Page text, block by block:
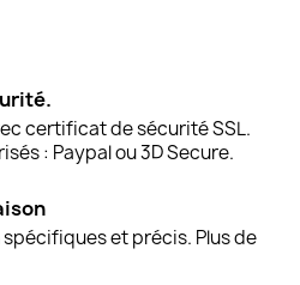
certificat de sécurité SSL.
: Paypal ou 3D Secure.
spécifiques et précis. Plus de